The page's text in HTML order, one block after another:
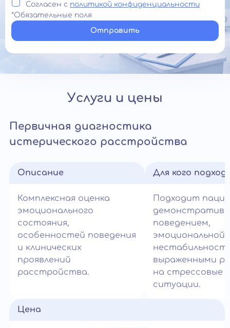
Согласен с политикой конфиденциальности
*Обязательные поля
Отправить
Услуги и цены
Первичная диагностика
истерического расстройства
Описание
Комплексная оценка
эмоционального
состояния,
особенностей поведения
и клинических
проявлений
расстройства.
Для кого
Подходит
поведением,
эмоциональной
выраженными
на стрессовые
ситуации.
Цена